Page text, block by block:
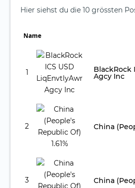
Hier siehst du die 10 grössten
Name
1 BlackRock
Agcy Inc
2 China
3 China